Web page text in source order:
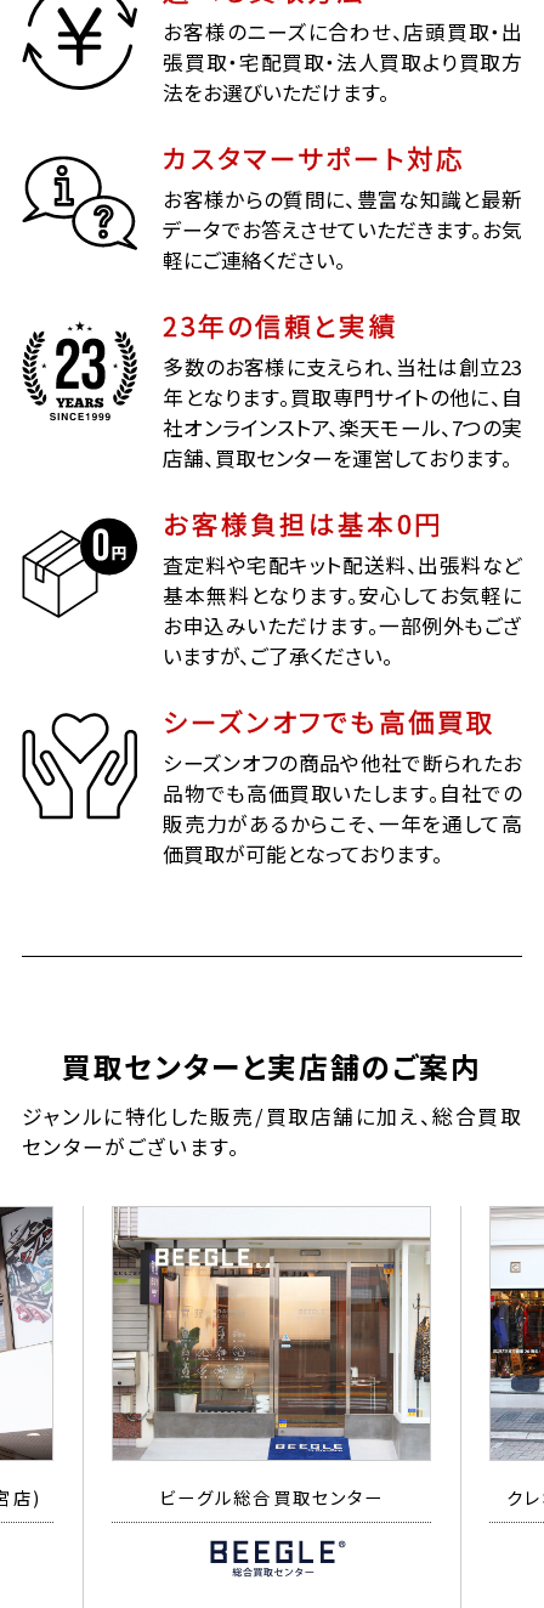
お客様のニーズに合わせ、店頭買取・出
張買取・宅配買取・法人買取より買取方
法をお選びいただけます。
カスタマーサポート対応
お客様からの質問に、豊富な知識と最新
データでお答えさせていただきます。お気
軽にご連絡ください。
23年の信頼と実績
多数のお客様に支えられ、当社は創立23
年となります。買取専門サイトの他に、自
社オンラインストア、楽天モール、7つの実
店舗、買取センターを運営しております。
お客様負担は基本0円
査定料や宅配キット配送料、出張料など
基本無料となります。安心してお気軽に
お申込みいただけます。一部例外もござ
いますが、ご了承ください。
シーズンオフでも高価買取
シーズンオフの商品や他社で断られたお
品物でも高価買取いたします。自社での
販売力があるからこそ、一年を通して高
価買取が可能となっております。
買取センターと実店舗のご案内
ジャンルに特化した販売/買取店舗に加え、総合買取
センターがございます。
店) ビーグル総合買取センター ク